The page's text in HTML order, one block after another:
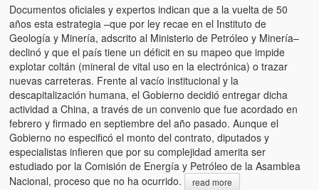
Documentos oficiales y expertos indican que a la vuelta de 50
años esta estrategia –que por ley recae en el Instituto de
Geología y Minería, adscrito al Ministerio de Petróleo y Minería–
declinó y que el país tiene un déficit en su mapeo que impide
explotar coltán (mineral de vital uso en la electrónica) o trazar
nuevas carreteras. Frente al vacío institucional y la
descapitalización humana, el Gobierno decidió entregar dicha
actividad a China, a través de un convenio que fue acordado en
febrero y firmado en septiembre del año pasado. Aunque el
Gobierno no especificó el monto del contrato, diputados y
especialistas infieren que por su complejidad amerita ser
estudiado por la Comisión de Energía y Petróleo de la Asamblea
Nacional, proceso que no ha ocurrido.
read more